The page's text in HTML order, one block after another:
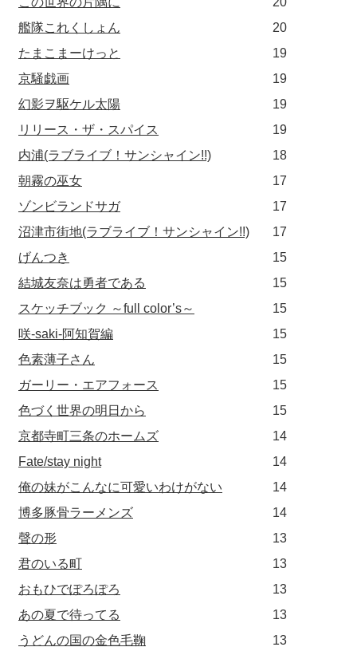
艦隊これくしょん
20
たまこまーけっと
19
京騒戯画
19
幻影ヲ駆ケル太陽
19
リリース・ザ・スパイス
19
内浦(ラブライブ！サンシャイン!!)
18
朝霧の巫女
17
ゾンビランドサガ
17
沼津市街地(ラブライブ！サンシャイン!!)
17
げんつき
15
結城友奈は勇者である
15
スケッチブック ～full color’s～
15
咲-saki-阿知賀編
15
色素薄子さん
15
ガーリー・エアフォース
15
色づく世界の明日から
15
京都寺町三条のホームズ
14
Fate/stay night
14
俺の妹がこんなに可愛いわけがない
14
博多豚骨ラーメンズ
14
聲の形
13
君のいる町
13
おもひでぽろぽろ
13
あの夏で待ってる
13
うどんの国の金色毛鞠
13